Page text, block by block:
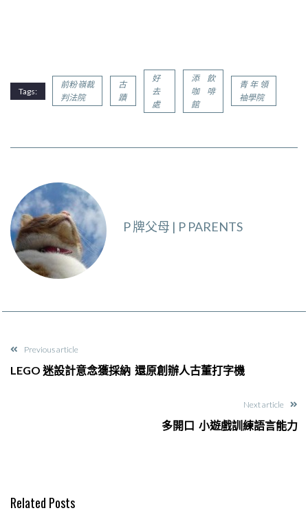
Tags:
前粉嶺裁
判法院
古
蹟
好
去
處
添飲
咖啡
館
青年領
袖學院
P 牌父母 | P PARENTS
Previous article
LEGO 迷設計意念獲採納 還原創辦人古董打字機
Next article
多開口 小遊戲訓練語言能力
Related Posts